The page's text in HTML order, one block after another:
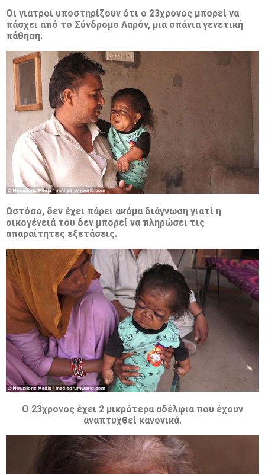
Οι γιατροί υποστηρίζουν ότι ο 23χρονος μπορεί να
πάσχει από το Σύνδρομο Λαρόν, μια σπάνια γενετική
πάθηση.
Ωστόσο, δεν έχει πάρει ακόμα διάγνωση γιατί η
οικογένειά του δεν μπορεί να πληρώσει τις
απαραίτητες εξετάσεις.
Ο 23χρονος έχει 2 μικρότερα αδέλφια που έχουν
αναπτυχθεί κανονικά.